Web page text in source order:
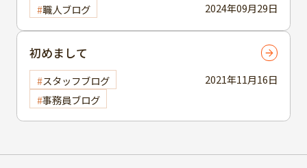
2024年09月29日
職人ブログ
2021年11月16日
初めまして
スタッフブログ
事務員ブログ